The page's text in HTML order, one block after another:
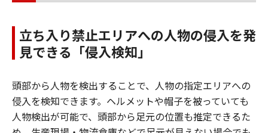
立ち入り禁止エリアへの人物の侵入を発
見できる「侵入検知」
頭部から人物を検出することで、人物の指定エリアへの
侵入を検知できます。ヘルメットや帽子を被っていても
人物検出が可能で、頭部から足元の位置も推定できるた